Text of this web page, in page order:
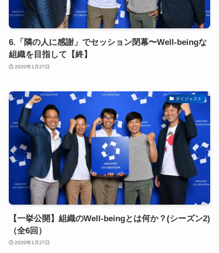
6.「隣の人に感謝」でセッション閉幕〜Well-beingな
組織を目指して【終】
2020年1月27日
ダイジェスト
【一挙公開】組織のWell-beingとは何か？(シーズン2)
（全6回）
2020年1月27日